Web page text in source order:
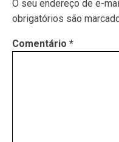
O seu endereço de e-
obrigatórios são
Comentário *